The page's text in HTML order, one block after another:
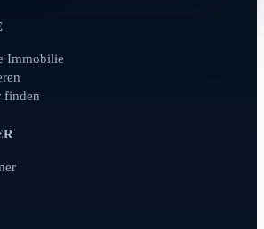
Immobilie
finden